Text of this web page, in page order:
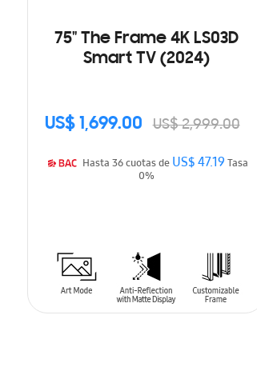
75" The Frame 4K LS03D
Smart TV (2024)
US$ 1,699.00 US$ 2,999.00
Hasta 36 cuotas deUS$ 47.19Tasa
0%